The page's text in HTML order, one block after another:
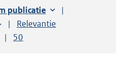
op:
publicatie
Sorteer op:
Relevantie
per pagina
resultaten per pagina
Toon
50